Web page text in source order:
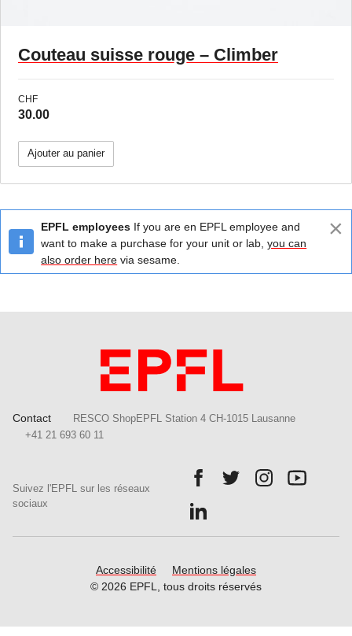
Couteau suisse rouge – Climber
CHF
30.00
Ajouter au panier
EPFL employees If you are en EPFL employee and
want to make a purchase for your unit or lab,you can
also order here via sesame.
×
Contact
RESCO ShopEPFL Station 4 CH-1015 Lausanne
+41 21 693 60 11
Suivez l'EPFL sur les réseaux
sociaux
Follow us on Facebook.
Follow us on Twitter.
Follow us on
Follow
Accessibilité
Mentions légales
© 2026 EPFL, tous droits réservés